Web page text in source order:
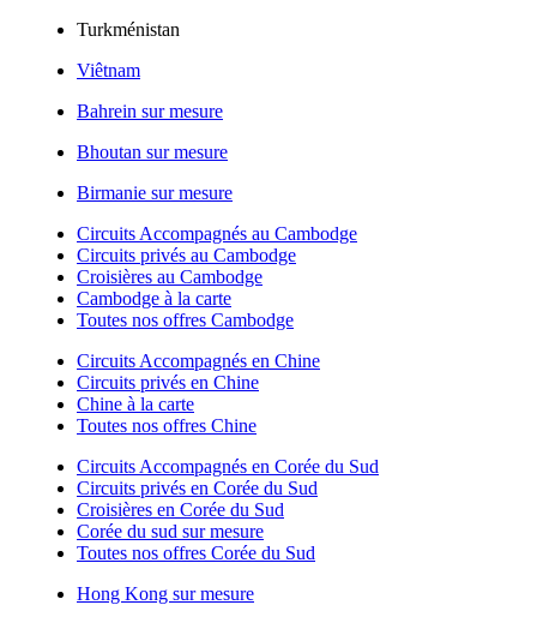
Turkménistan
Viêtnam
Bahrein sur mesure
Bhoutan sur mesure
Birmanie sur mesure
Circuits Accompagnés au Cambodge
Circuits privés au Cambodge
Croisières au Cambodge
Cambodge à la carte
Toutes nos offres Cambodge
Circuits Accompagnés en Chine
Circuits privés en Chine
Chine à la carte
Toutes nos offres Chine
Circuits Accompagnés en Corée du Sud
Circuits privés en Corée du Sud
Croisières en Corée du Sud
Corée du sud sur mesure
Toutes nos offres Corée du Sud
Hong Kong sur mesure